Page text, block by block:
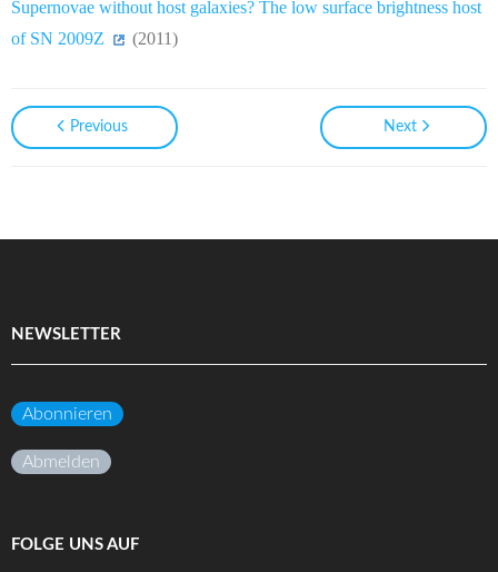
Supernovae without host galaxies? The low surface brightness host
of SN 2009Z
(2011)
Previous Next
NEWSLETTER
Abonnieren
Abmelden
FOLGE UNS AUF